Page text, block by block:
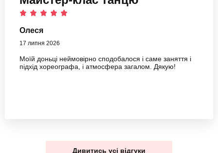
Олеся
17 липня 2026
Моїй доньці неймовірно сподобалося і саме заняття і
підхід хореографа, і атмосфера загалом. Дякую!
Дивитись усі відгуки